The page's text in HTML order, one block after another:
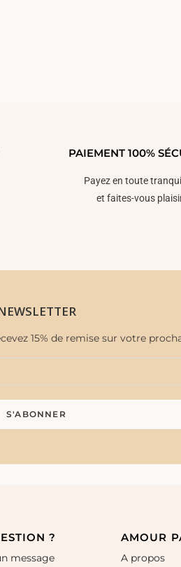
PAIEMENT 100%
Payez en toute
et faites-vous
15% de remise sur votre
?
message
AMOUR
A propos